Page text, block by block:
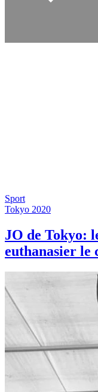
Sport
Tokyo 2020
JO de Tokyo:
euthanasier le